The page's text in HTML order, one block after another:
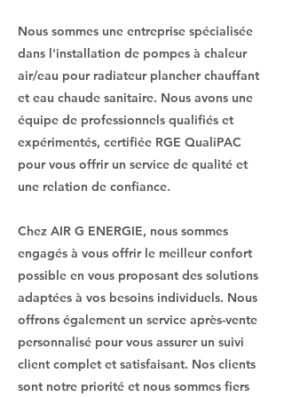
Nous sommes une entreprise spécialisée
dans l'installation de pompes à chaleur
air/eau pour radiateur plancher chauffant
et eau chaude sanitaire. Nous avons une
équipe de professionnels qualifiés et
expérimentés, certifiée RGE QualiPAC
pour vous offrir un service de qualité et
une relation de confiance.
Chez AIR G ENERGIE, nous sommes
engagés à vous offrir le meilleur confort
possible en vous proposant des solutions
adaptées à vos besoins individuels. Nous
offrons également un service après-vente
personnalisé pour vous assurer un suivi
client complet et satisfaisant. Nos clients
sont notre priorité et nous sommes fiers